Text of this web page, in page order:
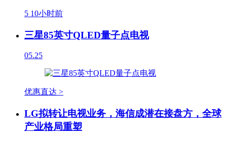
5 10小时前
三星85英寸QLED量子点电视
05.25
优惠直达 >
LG拟转让电视业务，海信成潜在接盘方，全球
产业格局重塑